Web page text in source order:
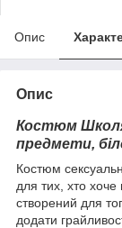
Опис
Опис
Костюм
предмети,
Костюм
для тих, хто хоче
створений для
додати